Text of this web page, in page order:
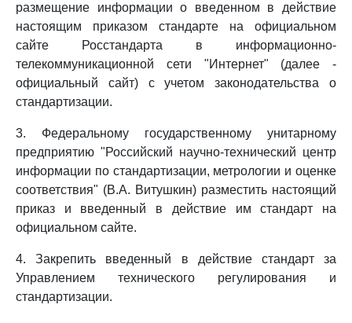
размещение информации о введенном в действие
настоящим приказом стандарте на официальном
сайте Росстандарта в информационно-
телекоммуникационной сети "Интернет" (далее -
официальный сайт) с учетом законодательства о
стандартизации.
3. Федеральному государственному унитарному
предприятию "Российский научно-технический центр
информации по стандартизации, метрологии и оценке
соответствия" (В.А. Витушкин) разместить настоящий
приказ и введенный в действие им стандарт на
официальном сайте.
4. Закрепить введенный в действие стандарт за
Управлением технического регулирования и
стандартизации.